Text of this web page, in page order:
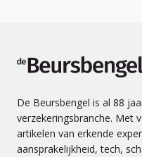
De Beursbengel is al 88
verzekeringsbranche. Met
artikelen van erkende
aansprakelijkheid, tech,